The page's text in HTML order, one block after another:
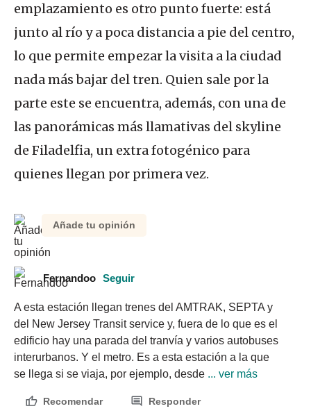
emplazamiento es otro punto fuerte: está
junto al río y a poca distancia a pie del centro,
lo que permite empezar la visita a la ciudad
nada más bajar del tren. Quien sale por la
parte este se encuentra, además, con una de
las panorámicas más llamativas del skyline
de Filadelfia, un extra fotogénico para
quienes llegan por primera vez.
Añade tu opinión
Fernandoo Seguir
A esta estación llegan trenes del AMTRAK, SEPTA y
del New Jersey Transit service y, fuera de lo que es el
edificio hay una parada del tranvía y varios autobuses
interurbanos. Y el metro. Es a esta estación a la que
se llega si se viaja, por ejemplo, desde ... ver más
Recomendar Responder